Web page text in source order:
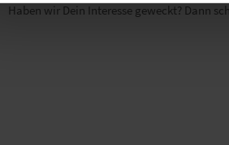
Haben wir Dein Interesse geweckt? Dann